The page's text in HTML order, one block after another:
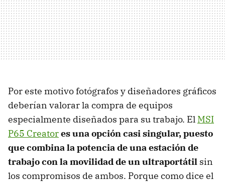
Por este motivo fotógrafos y diseñadores gráficos
deberían valorar la compra de equipos
especialmente diseñados para su trabajo. El MSI
P65 Creatores una opción casi singular, puesto
que combina la potencia de una estación de
trabajo con la movilidad de un ultraportátil sin
los compromisos de ambos. Porque como dice el